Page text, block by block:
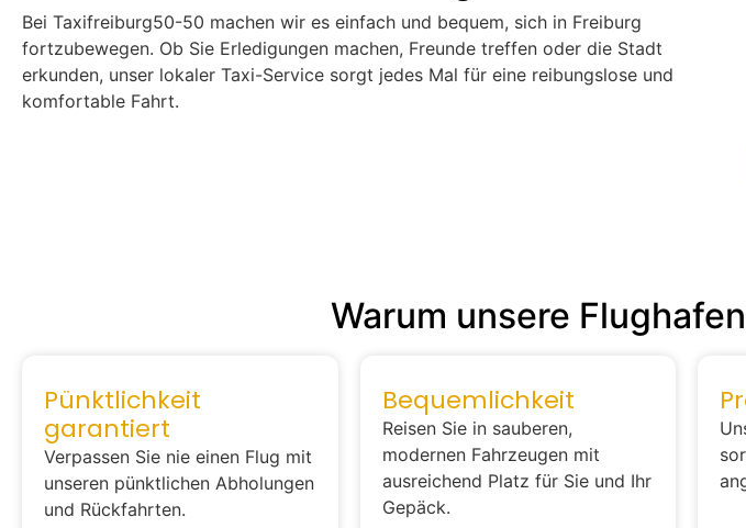
Bei Taxifreiburg50-50 machen wir es einfach und bequem, sich in Freiburg
fortzubewegen. Ob Sie Erledigungen machen, Freunde treffen oder die Stadt
erkunden, unser lokaler Taxi-Service sorgt jedes Mal für eine reibungslose und
komfortable Fahrt.
Warum unsere
Pünktlichkeit
garantiert
Verpassen Sie nie einen Flug mit
unseren pünktlichen Abholungen
und Rückfahrten.
Bequemlichkeit
Reisen Sie in sauberen,
modernen Fahrzeugen mit
ausreichend Platz für Sie und Ihr
Gepäck.